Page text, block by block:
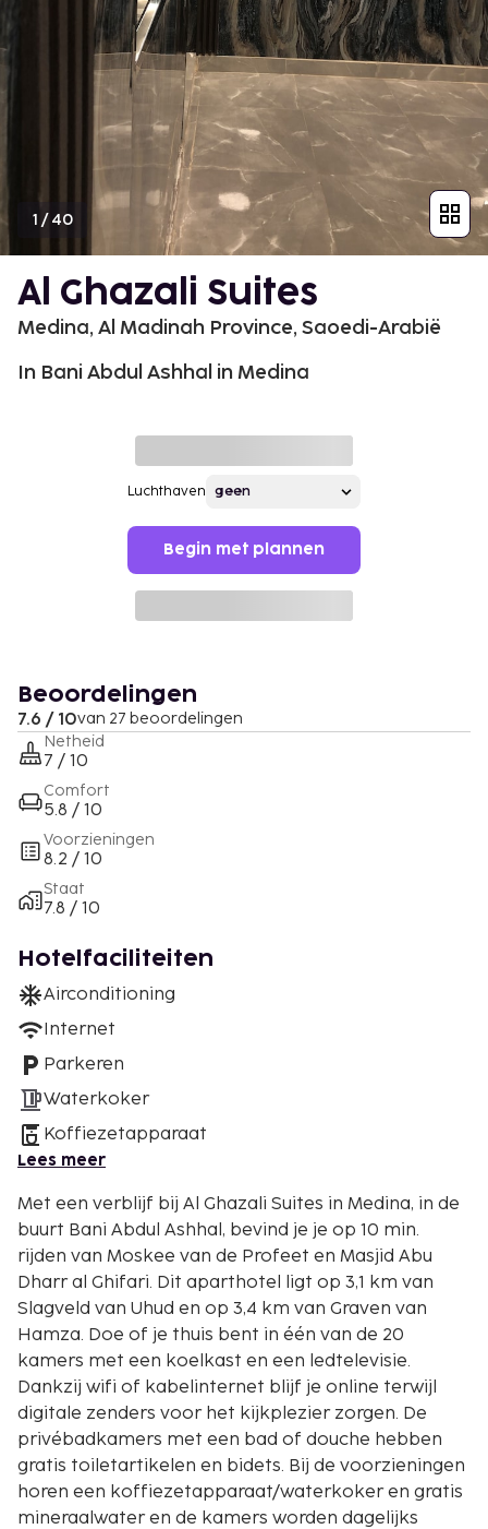
1 /40
Al Ghazali Suites
Medina, Al Madinah Province, Saoedi-Arabië
In Bani Abdul Ashhal in Medina
Luchthaven
Begin met plannen
Beoordelingen
7.6 / 10van 27 beoordelingen
Netheid
7 / 10
Comfort
5.8 / 10
Voorzieningen
8.2 / 10
Staat
7.8 / 10
Hotelfaciliteiten
Airconditioning
Internet
Parkeren
Waterkoker
Koffiezetapparaat
Lees meer
Met een verblijf bij Al Ghazali Suites in Medina, in de
buurt Bani Abdul Ashhal, bevind je je op 10 min.
rijden van Moskee van de Profeet en Masjid Abu
Dharr al Ghifari. Dit aparthotel ligt op 3,1 km van
Slagveld van Uhud en op 3,4 km van Graven van
Hamza. Doe of je thuis bent in één van de 20
kamers met een koelkast en een ledtelevisie.
Dankzij wifi of kabelinternet blijf je online terwijl
digitale zenders voor het kijkplezier zorgen. De
privébadkamers met een bad of douche hebben
gratis toiletartikelen en bidets. Bij de voorzieningen
horen een koffiezetapparaat/waterkoker en gratis
mineraalwater en de kamers worden dagelijks